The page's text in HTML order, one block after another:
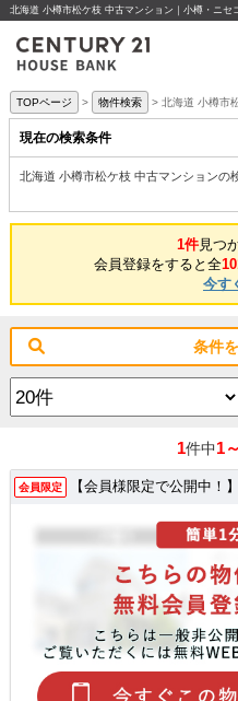
北海道 小樽市松ケ枝 中古マンション｜小樽・ニ
TOPページ 物件検索 北海道 小樽市
現在の検索条件
北海道 小樽市松ケ枝 中古マンションの
1件見つ
会員登録をすると全
今す
条件
1件中1
会員限定 【会員様限定で公開中！】